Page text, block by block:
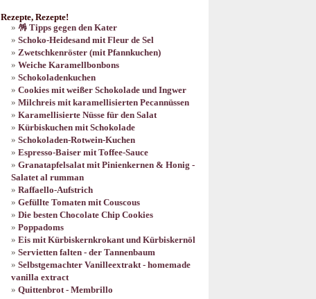
Rezepte, Rezepte!
🪅 Tipps gegen den Kater
Schoko-Heidesand mit Fleur de Sel
Zwetschkenröster (mit Pfannkuchen)
Weiche Karamellbonbons
Schokoladenkuchen
Cookies mit weißer Schokolade und Ingwer
Milchreis mit karamellisierten Pecannüssen
Karamellisierte Nüsse für den Salat
Kürbiskuchen mit Schokolade
Schokoladen-Rotwein-Kuchen
Espresso-Baiser mit Toffee-Sauce
Granatapfelsalat mit Pinienkernen & Honig -
Salatet al rumman
Raffaello-Aufstrich
Gefüllte Tomaten mit Couscous
Die besten Chocolate Chip Cookies
Poppadoms
Eis mit Kürbiskernkrokant und Kürbiskernöl
Servietten falten - der Tannenbaum
Selbstgemachter Vanilleextrakt - homemade
vanilla extract
Quittenbrot - Membrillo